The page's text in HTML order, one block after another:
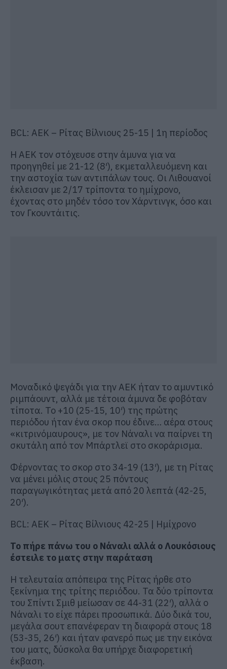
BCL: ΑΕΚ – Ρίτας Βίλνιους 25-15 | 1η περίοδος
Η ΑΕΚ τον στόχευσε στην άμυνα για να
προηγηθεί με 21-12 (8′), εκμεταλλευόμενη και
την αστοχία των αντιπάλων τους. Οι Λιθουανοί
έκλεισαν με 2/17 τρίποντα το ημίχρονο,
έχοντας στο μηδέν τόσο τον Χάρντινγκ, όσο και
τον Γκουντάιτις.
Μοναδικό ψεγάδι για την ΑΕΚ ήταν το αμυντικό
ριμπάουντ, αλλά με τέτοια άμυνα δε φοβόταν
τίποτα. Το +10 (25-15, 10′) της πρώτης
περιόδου ήταν ένα σκορ που έδινε… αέρα στους
«κιτρινόμαυρους», με τον Νάναλι να παίρνει τη
σκυτάλη από τον Μπάρτλεϊ στο σκοράρισμα.
Φέρνοντας το σκορ στο 34-19 (13′), με τη Ρίτας
να μένει μόλις στους 25 πόντους
παραγωγικότητας μετά από 20 λεπτά (42-25,
20′).
BCL: ΑΕΚ – Ρίτας Βίλνιους 42-25 | Ημίχρονο
Το πήρε πάνω του ο Νάναλι αλλά ο Λουκόσιους
έστειλε το ματς στην παράταση
Η τελευταία απόπειρα της Ρίτας ήρθε στο
ξεκίνημα της τρίτης περιόδου. Τα δύο τρίποντα
του Σπίντι Σμιθ μείωσαν σε 44-31 (22′), αλλά ο
Νάναλι το είχε πάρει προσωπικά. Δύο δικά του,
μεγάλα σουτ επανέφεραν τη διαφορά στους 18
(53-35, 26′) και ήταν φανερό πως με την εικόνα
του ματς, δύσκολα θα υπήρχε διαφορετική
έκβαση.